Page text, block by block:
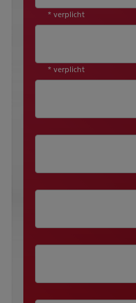
* verplicht
* verplicht